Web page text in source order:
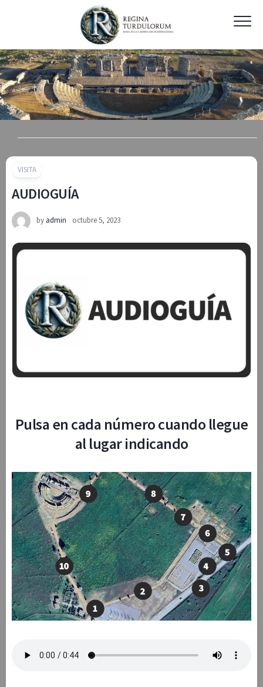
VISITA
AUDIOGUÍA
by admin octubre 5, 2023
Pulsa en cada número cuando llegue
al lugar indicando